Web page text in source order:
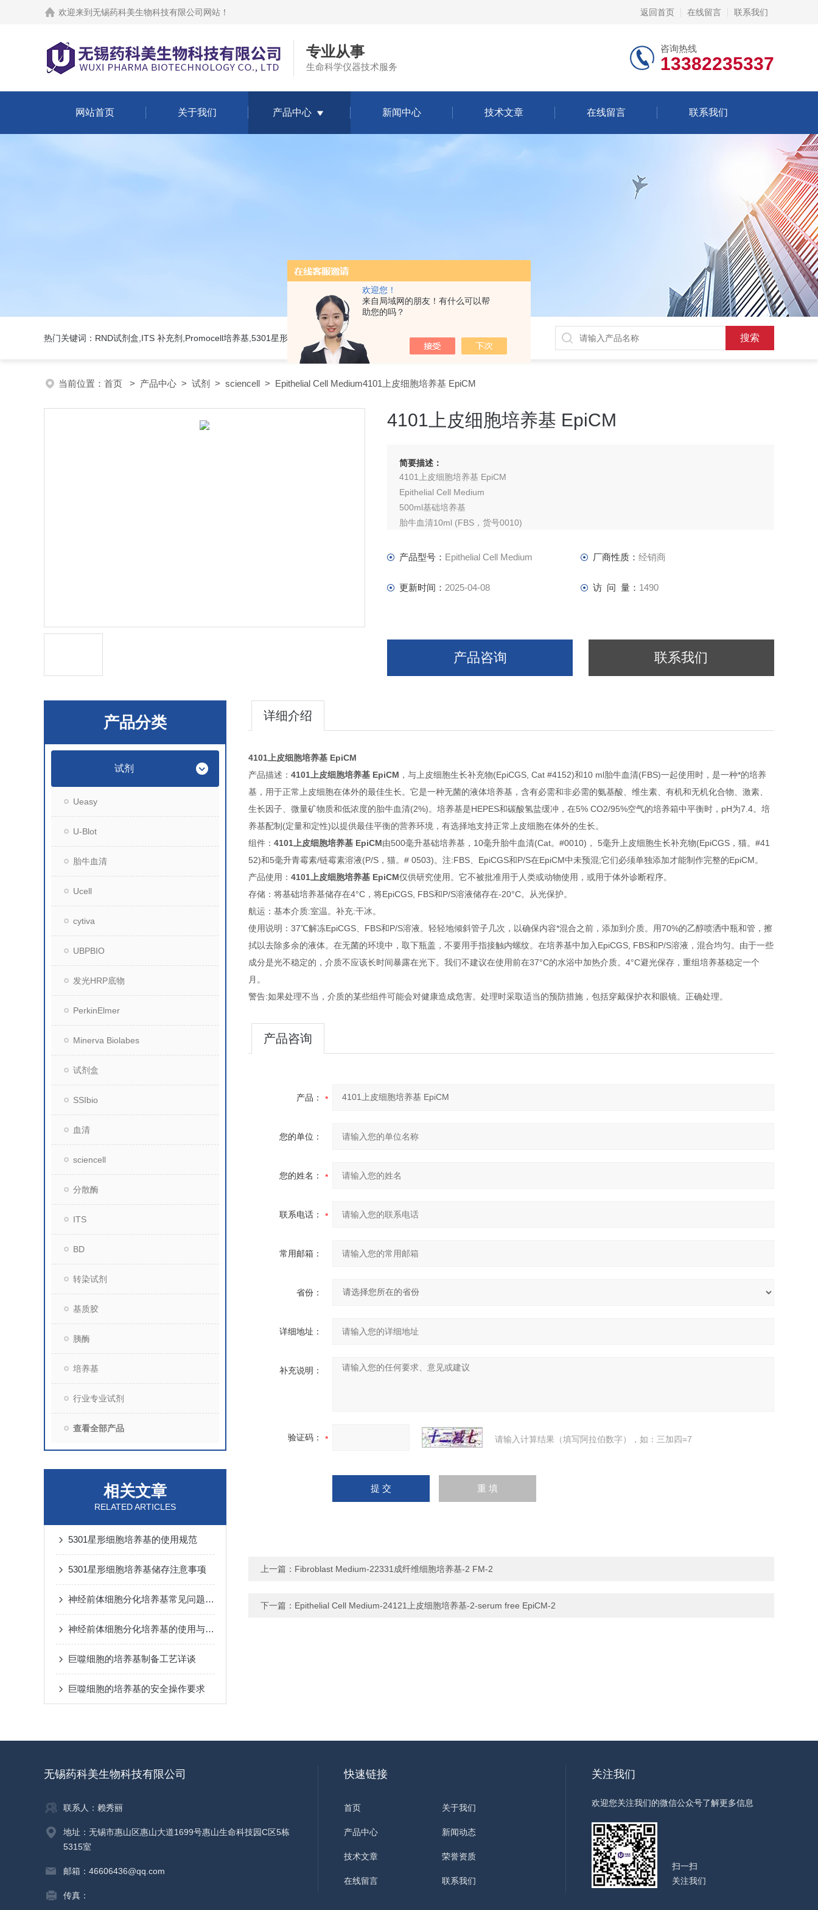
欢迎您！
来自局域网的朋友！有什么可以帮
助您的吗？
欢迎来到 无锡药科美生物科技有限公司网站 ！ 返回首页 在线留言 联系我们
专业从事
生命科学仪器技术服务
咨询热线
13382235337
网站首页 关于我们 产品中心 新闻中心 技术文章 在线留言 联系我们
热门关键词：RND试剂盒,ITS 补充剂,Promocell培养基,5301星形细胞培养基
当前位置： 首页 > 产品中心 > 试剂 > sciencell > Epithelial Cell Medium4101上皮细胞培养基 EpiCM
4101上皮细胞培养基 EpiCM
简要描述：
4101上皮细胞培养基 EpiCM
Epithelial Cell Medium
500ml基础培养基
胎牛血清10ml (FBS，货号0010)
5ml抗生素溶液(P/S，货号0503)
产品型号： Epithelial Cell Medium 厂商性质： 经销商
更新时间： 2025-04-08 访 问 量： 1490
产品咨询 联系我们
产品分类
试剂
Ueasy
U-Blot
胎牛血清
Ucell
cytiva
UBPBIO
发光HRP底物
PerkinElmer
Minerva Biolabes
试剂盒
SSIbio
血清
sciencell
分散酶
ITS
BD
转染试剂
基质胶
胰酶
培养基
行业专业试剂
查看全部产品
相关文章
RELATED ARTICLES
5301星形细胞培养基的使用规范
5301星形细胞培养基储存注意事项
神经前体细胞分化培养基常见问题与解决方法
神经前体细胞分化培养基的使用与保存要求
巨噬细胞的培养基制备工艺详谈
巨噬细胞的培养基的安全操作要求
详细介绍
4101上皮细胞培养基 EpiCM
产品描述： 4101上皮细胞培养基 EpiCM ，与上皮细胞生长补充物(EpiCGS, Cat #4152)和10 ml胎牛血清(FBS)一起使用时，是一种*的培养
基，用于正常上皮细胞在体外的最佳生长。它是一种无菌的液体培养基，含有必需和非必需的氨基酸、维生素、有机和无机化合物、激素、
生长因子、微量矿物质和低浓度的胎牛血清(2%)。培养基是HEPES和碳酸氢盐缓冲，在5% CO2/95%空气的培养箱中平衡时，pH为7.4。培
养基配制(定量和定性)以提供最佳平衡的营养环境，有选择地支持正常上皮细胞在体外的生长。
组件： 4101上皮细胞培养基 EpiCM由500毫升基础培养基，10毫升胎牛血清(Cat。#0010)， 5毫升上皮细胞生长补充物(EpiCGS，猫。#41
52)和5毫升青霉素/链霉素溶液(P/S，猫。# 0503)。注:FBS、EpiCGS和P/S在EpiCM中未预混;它们必须单独添加才能制作完整的EpiCM。
产品使用： 4101上皮细胞培养基 EpiCM仅供研究使用。它不被批准用于人类或动物使用，或用于体外诊断程序。
存储：将基础培养基储存在4°C，将EpiCGS, FBS和P/S溶液储存在-20°C。从光保护。
航运：基本介质:室温。补充:干冰。
使用说明：37℃解冻EpiCGS、FBS和P/S溶液。轻轻地倾斜管子几次，以确保内容*混合之前，添加到介质。用70%的乙醇喷洒中瓶和管，擦
拭以去除多余的液体。在无菌的环境中，取下瓶盖，不要用手指接触内螺纹。在培养基中加入EpiCGS, FBS和P/S溶液，混合均匀。由于一些
成分是光不稳定的，介质不应该长时间暴露在光下。我们不建议在使用前在37°C的水浴中加热介质。4°C避光保存，重组培养基稳定一个
月。
警告:如果处理不当，介质的某些组件可能会对健康造成危害。处理时采取适当的预防措施，包括穿戴保护衣和眼镜。正确处理。
产品咨询
产品：
您的单位：
您的姓名：
联系电话：
常用邮箱：
省份：
详细地址：
补充说明：
验证码： 请输入计算结果（填写阿拉伯数字），如：三加四=7
上一篇： Fibroblast Medium-22331成纤维细胞培养基-2 FM-2
下一篇： Epithelial Cell Medium-24121上皮细胞培养基-2-serum free EpiCM-2
无锡药科美生物科技有限公司
联系人：赖秀丽
地址：无锡市惠山区惠山大道1699号惠山生命科技园C区5栋
5315室
邮箱：46606436@qq.com
传真：
快速链接
首页 关于我们
产品中心 新闻动态
技术文章 荣誉资质
在线留言 联系我们
关注我们
欢迎您关注我们的微信公众号了解更多信息
扫一扫
关注我们